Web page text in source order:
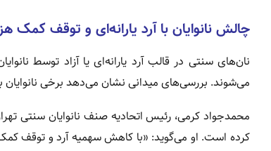
چالش نانوایان با آرد یارانه‌ای و توقف کمک
نان‌های سنتی در قالب آرد یارانه‌ای یا آزاد توسط
می‌شوند. بررسی‌های میدانی نشان می‌دهد برخی نانوایان
محمدجواد کرمی، رئیس اتحادیه صنف نانوایان سنتی
کرده است. او می‌گوید: «با کاهش سهمیه آرد و توقف